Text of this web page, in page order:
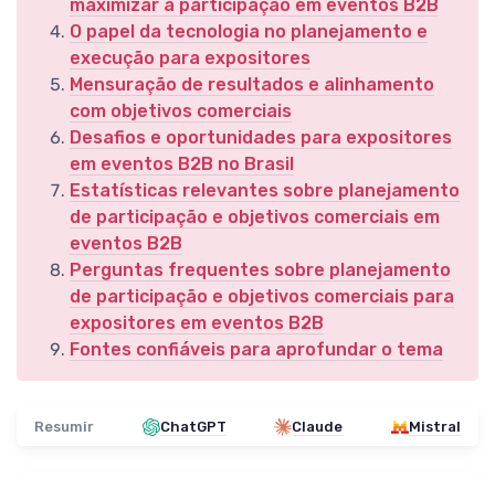
maximizar a participação em eventos B2B
O papel da tecnologia no planejamento e
execução para expositores
Mensuração de resultados e alinhamento
com objetivos comerciais
Desafios e oportunidades para expositores
em eventos B2B no Brasil
Estatísticas relevantes sobre planejamento
de participação e objetivos comerciais em
eventos B2B
Perguntas frequentes sobre planejamento
de participação e objetivos comerciais para
expositores em eventos B2B
Fontes confiáveis para aprofundar o tema
Resumir ChatGPT Claude Mistral